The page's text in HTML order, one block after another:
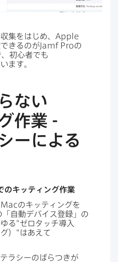
集を​はじめ、 Apple
きるのが Jamf Proの​
初心者でも​
ます。
ない​
作業 -
ーに​よる​
の​キッティング作業
Macの​キッティングを​
「自動デバイス登録」の​
る​"ゼロタッチ導入
）"は​あえて​
テラシーの​ばらつきが​